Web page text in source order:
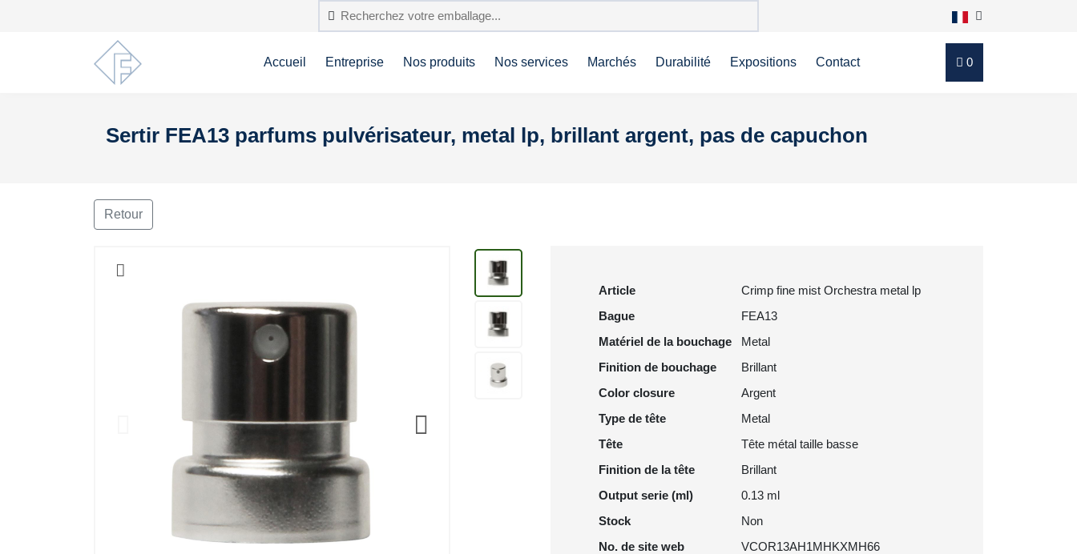
Accueil Entreprise Nos produits Nos services Marchés Durabilité Expositions Contact 0
Sertir FEA13 parfums pulvérisateur, metal lp, brillant argent, pas de capuchon
Retour
Article
Crimp fine mist Orchestra metal lp
Bague
FEA13
Matériel de la bouchage
Metal
Finition de bouchage
Brillant
Color closure
Argent
Type de tête
Metal
Tête
Tête métal taille basse
Finition de la tête
Brillant
Output serie (ml)
0.13 ml
Stock
Non
No. de site web
VCOR13AH1MHKXMH66